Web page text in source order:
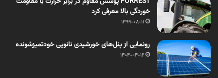
خوردگی بالا معرفی کرد
1399-08-11
رونمایی از پنل‌های خورشیدی نانویی خودتمیزشونده
1404-04-16